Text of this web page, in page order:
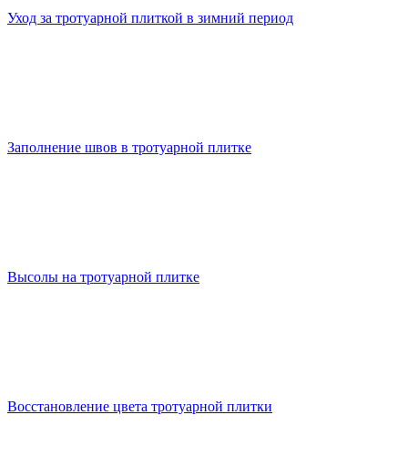
Уход за тротуарной плиткой в зимний период
Заполнение швов в тротуарной плитке
Высолы на тротуарной плитке
Восстановление цвета тротуарной плитки